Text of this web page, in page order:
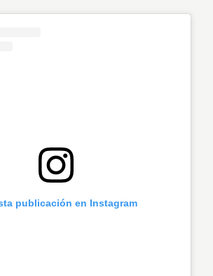
publicación en Instagram